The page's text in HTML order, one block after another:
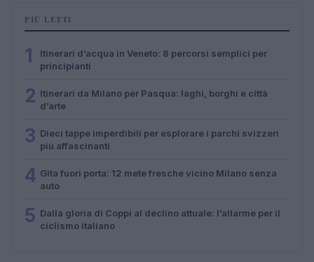
PIÙ LETTI
1
Itinerari d’acqua in Veneto: 8 percorsi semplici per
principianti
2 Itinerari da Milano per Pasqua: laghi, borghi e città
d’arte
3 Dieci tappe imperdibili per esplorare i parchi svizzeri
più affascinanti
4 Gita fuori porta: 12 mete fresche vicino Milano senza
auto
5 Dalla gloria di Coppi al declino attuale: l’allarme per il
ciclismo italiano